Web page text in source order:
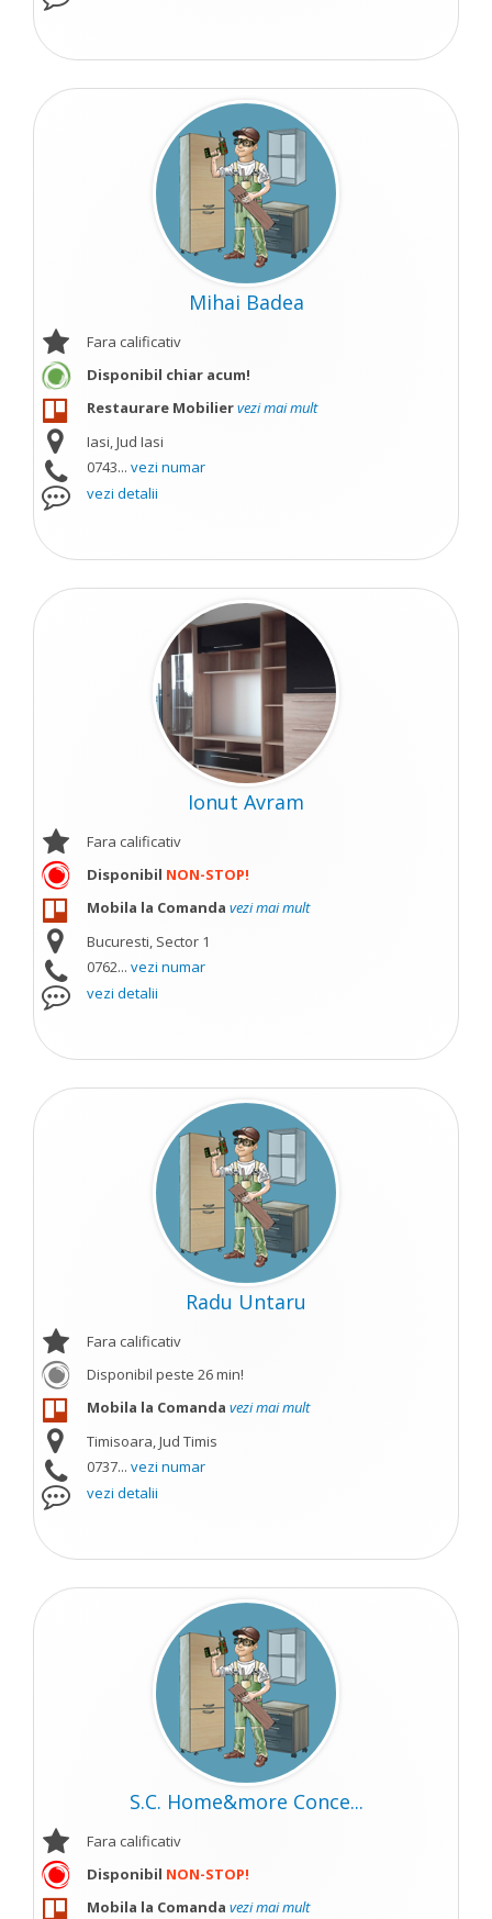
Mihai Badea
Fara calificativ
Disponibil chiar acum!
Restaurare Mobiliervezi mai mult
Iasi, Jud Iasi
0743... vezi numar
vezi detalii
Ionut Avram
Fara calificativ
Disponibil NON-STOP!
Mobila la Comanda vezi mai mult
Bucuresti, Sector 1
0762... vezi numar
vezi detalii
Radu Untaru
Fara calificativ
Disponibil peste 26 min!
Mobila la Comanda vezi mai mult
Timisoara, Jud Timis
0737... vezi numar
vezi detalii
S.C. Home&more Conce...
Fara calificativ
Disponibil NON-STOP!
Mobila la Comanda vezi mai mult